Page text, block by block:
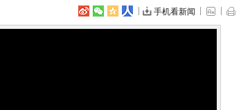
手机看新闻